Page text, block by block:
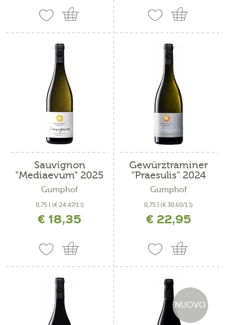
Sauvignon
"Mediaevum" 2025
Gumphof
0,75 l (€ 24,47/1 l)
€ 18,35
Gewürztraminer
"Praesulis" 2024
Gumphof
0,75 l (€ 30,60/1 l)
€ 22,95
NUOVO